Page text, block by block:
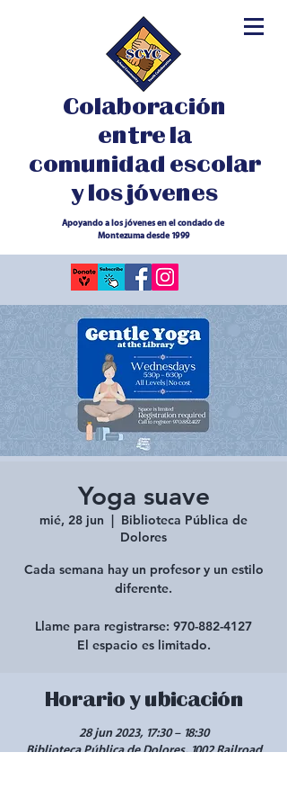
Colaboración
entre la
comunidad escolar
y los jóvenes
Apoyando a los jóvenes en el condado de
Montezuma desde 1999
Yoga suave
mié, 28 jun
  |
Biblioteca Pública de
Dolores
Cada semana hay un profesor y un estilo
diferente.
Llame para registrarse: 970-882-4127
El espacio es limitado.
Horario y ubicación
28 jun 2023, 17:30 – 18:30
Biblioteca Pública de Dolores, 1002 Railroad